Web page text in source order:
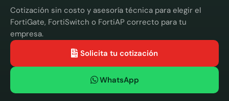
Cotización sin costo y asesoría técnica para elegir el
FortiGate, FortiSwitch o FortiAP correcto para tu
empresa.
Solicita tu cotización
WhatsApp